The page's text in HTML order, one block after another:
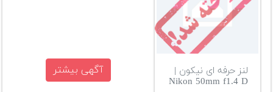
لنز حرفه ای نیکون |
Nikon 50mm f1.4 D
آگهی بیشتر